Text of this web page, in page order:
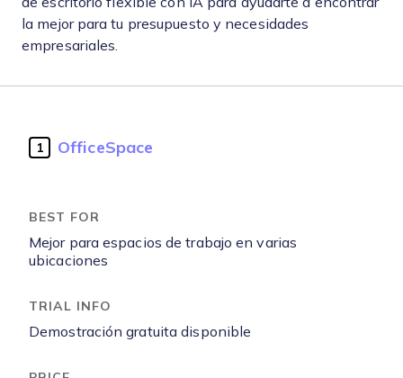
la mejor para tu presupuesto y necesidades
empresariales.
1 OfficeSpace
Mejor para espacios de trabajo en varias
ubicaciones
Demostración gratuita disponible